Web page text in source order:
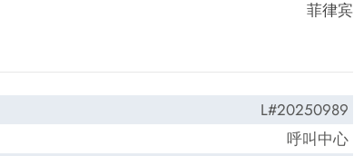
菲律宾
L#20250989
呼叫中心